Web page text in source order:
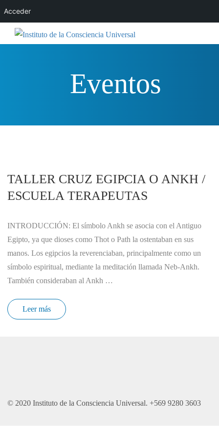
Eventos
TALLER CRUZ EGIPCIA O ANKH /
ESCUELA TERAPEUTAS
INTRODUCCIÓN: El símbolo Ankh se asocia con el Antiguo
Egipto, ya que dioses como Thot o Path la ostentaban en sus
manos. Los egipcios la reverenciaban, principalmente como un
símbolo espiritual, mediante la meditación llamada Neb-Ankh.
También consideraban al Ankh …
Leer más
© 2020 Instituto de la Consciencia Universal. +569 9280 3603
Acceder